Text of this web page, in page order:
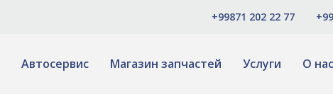
+99871 202 22 77
Автосервис Магазин запчастей Услуги О нас